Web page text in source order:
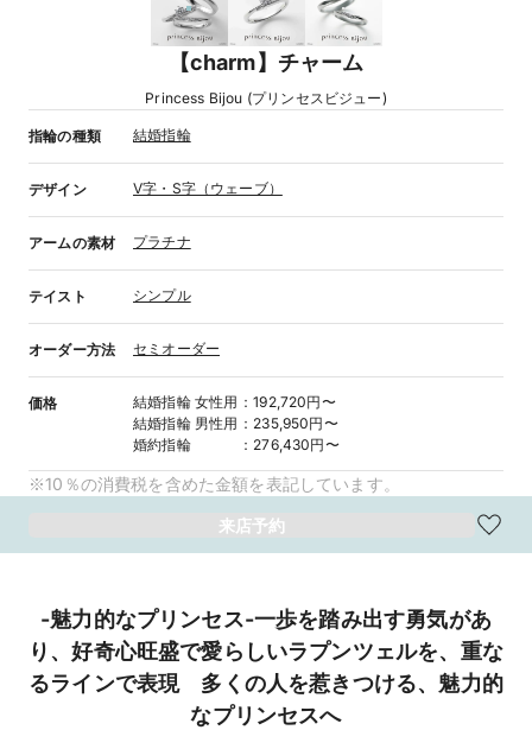
【charm】チャーム
Princess Bijou (プリンセスビジュー)
指輪の種類 結婚指輪
デザイン V字・S字（ウェーブ）
アームの素材 プラチナ
テイスト シンプル
オーダー方法 セミオーダー
価格 結婚指輪 女性用 ：192,720円〜
結婚指輪 男性用 ： 235,950円〜
婚約指輪
： 276,430円〜
※10％の消費税を含めた金額を表記しています。
来店予約
-魅力的なプリンセス-一歩を踏み出す勇気があ
り、好奇心旺盛で愛らしいラプンツェルを、重な
るラインで表現 多くの人を惹きつける、魅力的
なプリンセスへ